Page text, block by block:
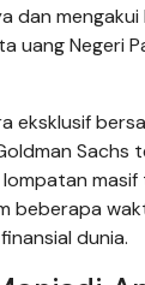
dan mengakui
uang Negeri
eksklusif
Sachs
beberapa
dunia.